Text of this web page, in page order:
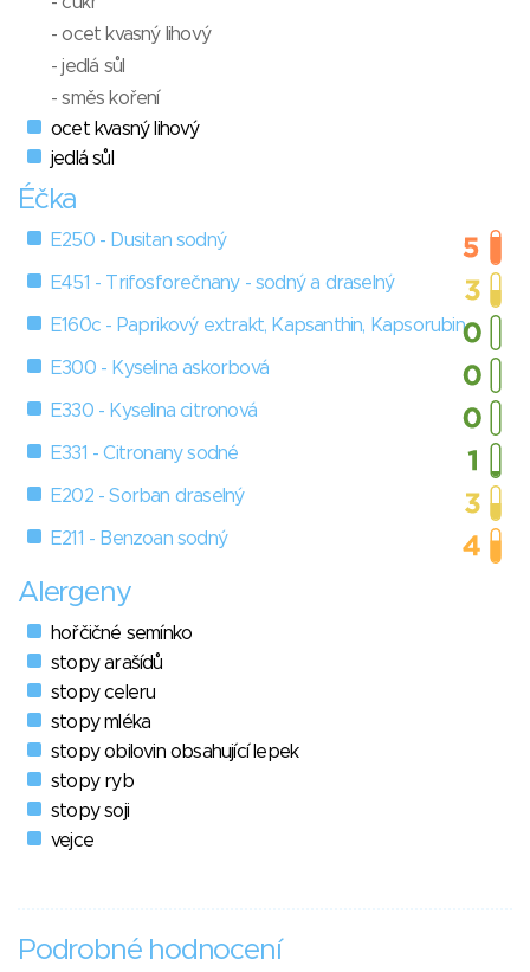
- ocet kvasný lihový
- jedlá sůl
- směs koření
ocet kvasný lihový
jedlá sůl
Éčka
E250 - Dusitan sodný
E451 - Trifosforečnany - sodný a draselný
E160c - Paprikový extrakt, Kapsanthin, Kapsorubin
E300 - Kyselina askorbová
E330 - Kyselina citronová
E331 - Citronany sodné
E202 - Sorban draselný
E211 - Benzoan sodný
Alergeny
hořčičné semínko
stopy arašídů
stopy celeru
stopy mléka
stopy obilovin obsahující lepek
stopy ryb
stopy soji
vejce
Podrobné hodnocení